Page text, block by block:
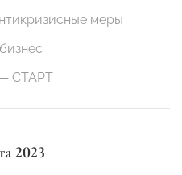
меры
СТАРТ
2023